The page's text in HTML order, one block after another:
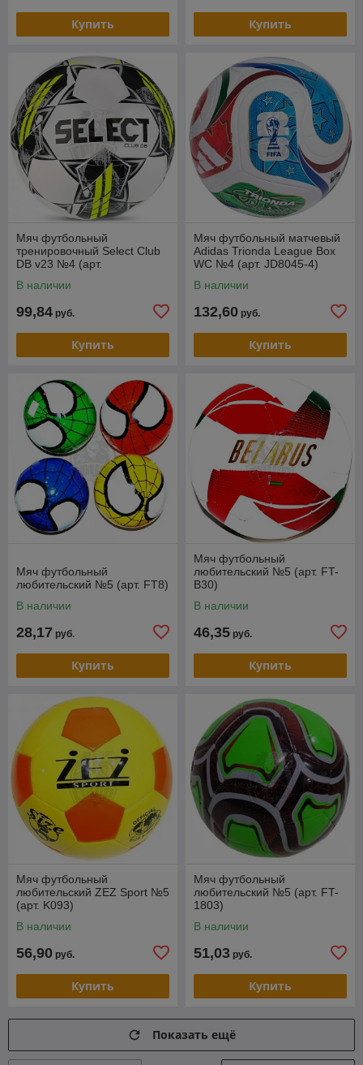
Купить Купить
Мяч футбольный
тренировочный Select Club
DB v23 №4 (арт.
В наличии
99,84 руб.
Купить
Мяч футбольный матчевый
Adidas Trionda League Box
WC №4 (арт. JD8045-4)
В наличии
132,60 руб.
Купить
Мяч футбольный
любительский №5 (арт. FT8)
В наличии
28,17 руб.
Купить
Мяч футбольный
любительский №5 (арт. FT-
B30)
В наличии
46,35 руб.
Купить
Мяч футбольный
любительский ZEZ Sport №5
(арт. K093)
В наличии
56,90 руб.
Купить
Мяч футбольный
любительский №5 (арт. FT-
1803)
В наличии
51,03 руб.
Купить
Показать ещё